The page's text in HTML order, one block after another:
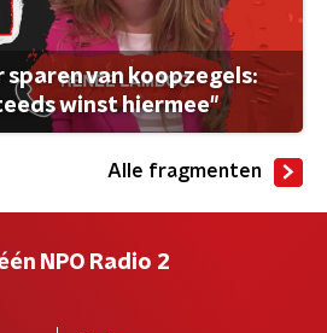
sparen van koopzegels:
winst hiermee"
Alle fragmenten
NPO Radio 2